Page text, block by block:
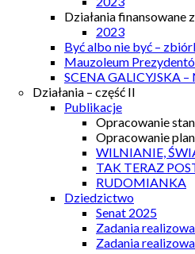
Działania
2023
Być albo nie być –
Mauzoleum
SCENA GALICYJSKA
Działania – część II
Publikacje
Opracowanie
Opracowanie
WILNIANIE,
TAK TERAZ
RUDOMIANKA
Dziedzictwo
Senat 2025
Zadania
Zadania